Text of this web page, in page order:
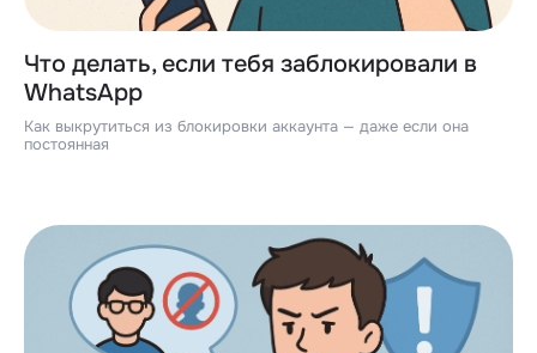
Что делать, если тебя заблокировали в
WhatsApp
Как выкрутиться из блокировки аккаунта — даже если она
постоянная